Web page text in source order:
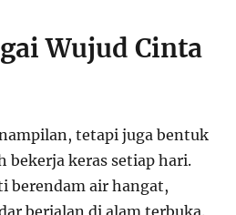
Wujud Cinta
tetapi juga bentuk
bekerja keras setiap hari.
berendam air hangat,
berjalan di alam terbuka.